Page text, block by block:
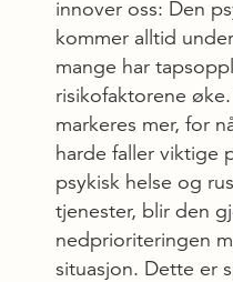
innover oss: Den
kommer alltid
mange har
risikofaktorene
markeres mer, for
harde faller viktige
psykisk helse og
tjenester, blir den
nedprioriteringen
situasjon. Dette er